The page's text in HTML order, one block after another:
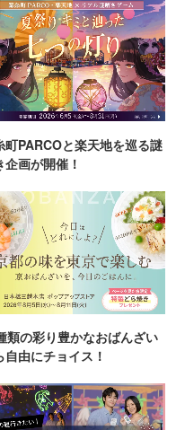
町PARCOと楽天地を巡る謎
企画が開催！
類の彩り豊かなおばんざい
自由にチョイス！